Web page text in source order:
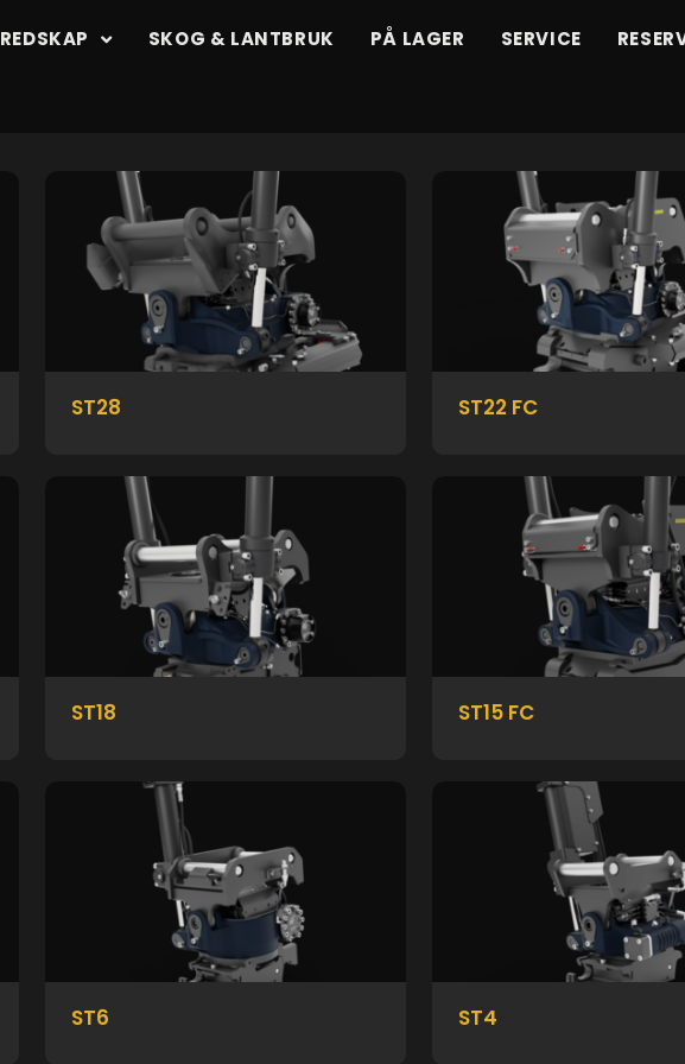
REDSKAP SKOG & LANTBRUK PÅ LAGER SERVICE
ST28 ST22 FC
ST18 ST15 FC
ST6 ST4